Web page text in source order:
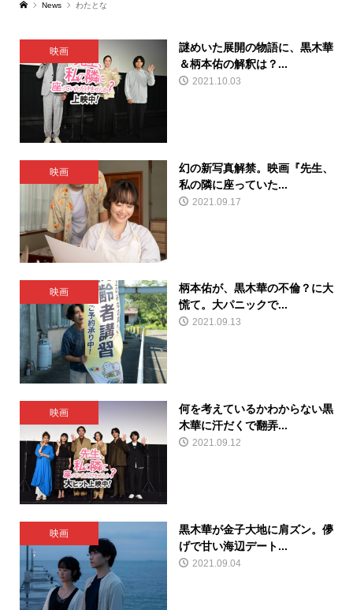
News わたとな
映画
謎めいた展開の物語に、黒木華
＆柄本佑の解釈は？...
2021.10.03
映画
幻の新写真解禁。映画『先生、
私の隣に座っていた...
2021.09.17
映画
柄本佑が、黒木華の不倫？に大
慌て。大パニックで...
2021.09.13
映画
何を考えているかわからない黒
木華に汗だくで翻弄...
2021.09.12
映画
黒木華が金子大地に肩ズン。儚
げで甘い海辺デート...
2021.09.04